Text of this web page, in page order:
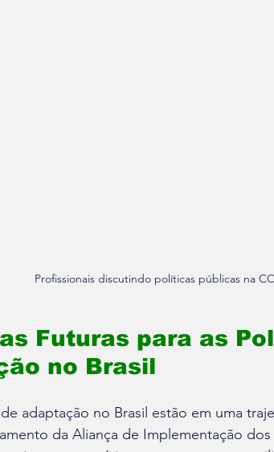
Profissionais discutindo políticas públicas na
Futuras para as
no Brasil
adaptação no Brasil estão em uma
da Aliança de Implementação dos